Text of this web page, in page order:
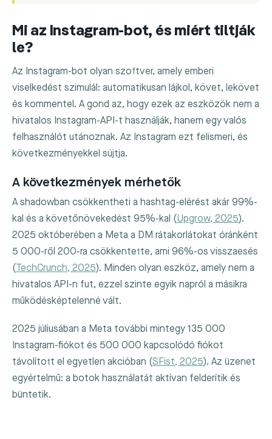
Mi az Instagram-bot, és miért tiltják
le?
Az Instagram-bot olyan szoftver, amely emberi
viselkedést szimulál: automatikusan lájkol, követ, lekövet
és kommentel. A gond az, hogy ezek az eszközök nem a
hivatalos Instagram-API-t használják, hanem egy valós
felhasználót utánoznak. Az Instagram ezt felismeri, és
következményekkel sújtja.
A következmények mérhetők
A shadowban csökkentheti a hashtag-elérést akár 99%-
kal és a követőnövekedést 95%-kal (Upgrow, 2025).
2025 októberében a Meta a DM rátakorlátokat óránként
5 000-ről 200-ra csökkentette, ami 96%-os visszaesés
(TechCrunch, 2025). Minden olyan eszköz, amely nem a
hivatalos API-n fut, ezzel szinte egyik napról a másikra
működésképtelenné vált.
2025 júliusában a Meta további mintegy 135 000
Instagram-fiókot és 500 000 kapcsolódó fiókot
távolított el egyetlen akcióban (SFist, 2025). Az üzenet
egyértelmű: a botok használatát aktívan felderítik és
büntetik.